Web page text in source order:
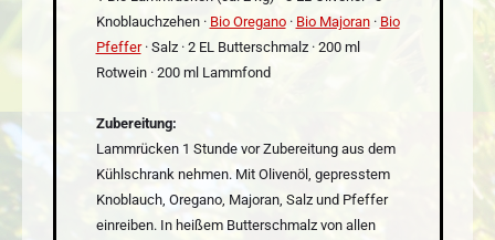
Knoblauchzehen · Bio Oregano· Bio Majoran· Bio
Pfeffer· Salz · 2 EL Butterschmalz · 200 ml
Rotwein · 200 ml Lammfond
Zubereitung:
Lammrücken 1 Stunde vor Zubereitung aus dem
Kühlschrank nehmen. Mit Olivenöl, gepresstem
Knoblauch, Oregano, Majoran, Salz und Pfeffer
einreiben. In heißem Butterschmalz von allen